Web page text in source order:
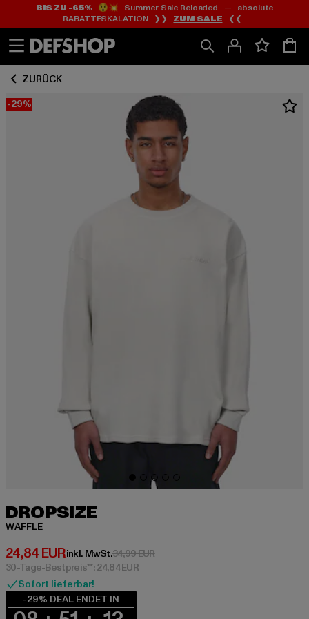
Zum
Inhalt
springen
Zum
Fußzeile
springen
BIS ZU -65%😲💥 Summer Sale Reloaded — absolute
RABATTESKALATION ❯❯ ZUM SALE ❮❮
ZURÜCK
-29%
DROPSIZE
WAFFLE
24,84 EUR
Derzeitiger Preis: 24,84 EUR
inkl. MwSt.34,99 EURAktionspreis: 34,99 EUR
30-Tage-Bestpreis**: 24,84 EUR
Sofort lieferbar!
-29% DEAL ENDET IN